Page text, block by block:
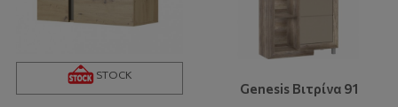
STOCK
Genesis Βιτρίνα 91